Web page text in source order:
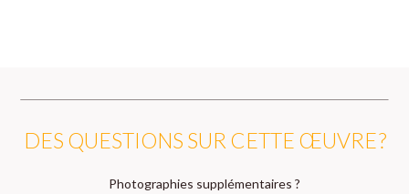
DES QUESTIONS SUR CETTE ŒUVRE ?
Photographies supplémentaires ?